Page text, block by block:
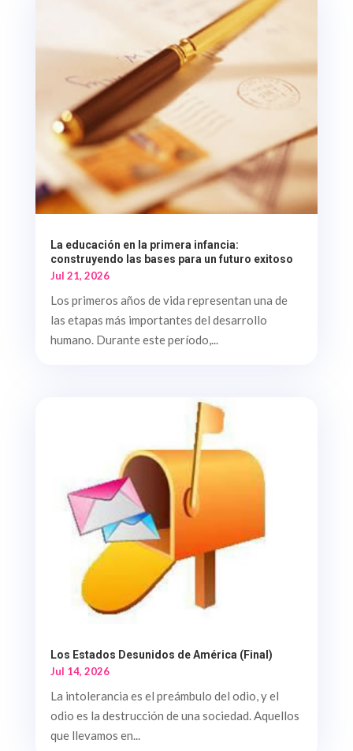
La educación en la primera infancia:
construyendo las bases para un futuro exitoso
Jul 21, 2026
Los primeros años de vida representan una de
las etapas más importantes del desarrollo
humano. Durante este período,...
Los Estados Desunidos de América (Final)
Jul 14, 2026
La intolerancia es el preámbulo del odio, y el
odio es la destrucción de una sociedad. Aquellos
que llevamos en...